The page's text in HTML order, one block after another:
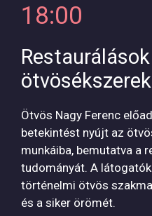
18:00
ötvösékszerek
Ötvös Nagy Ferenc
betekintést nyújt az
munkáiba, bemutatva a
tudományát. A
történelmi ötvös
és a siker örömét.